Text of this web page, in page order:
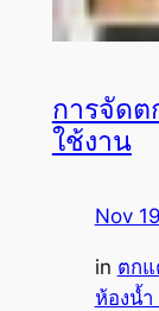
การจัดต
ใช้งาน
Nov
in ตกแ
ห้องน้